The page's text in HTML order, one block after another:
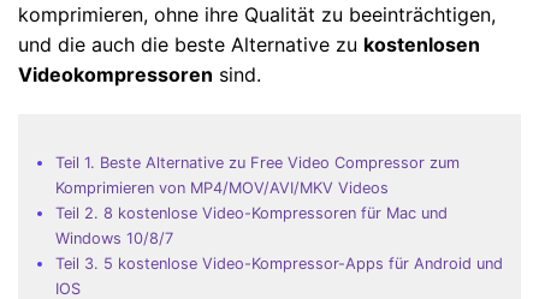
komprimieren, ohne ihre Qualität zu beeinträchtigen,
und die auch die beste Alternative zu kostenlosen
Videokompressoren sind.
Teil 1. Beste Alternative zu Free Video Compressor zum
Komprimieren von MP4/MOV/AVI/MKV Videos
Teil 2. 8 kostenlose Video-Kompressoren für Mac und
Windows 10/8/7
Teil 3. 5 kostenlose Video-Kompressor-Apps für Android und
IOS